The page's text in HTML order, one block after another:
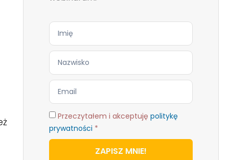
Przeczytałem i akceptuję politykę
prywatności *
ZAPISZ MNIE!